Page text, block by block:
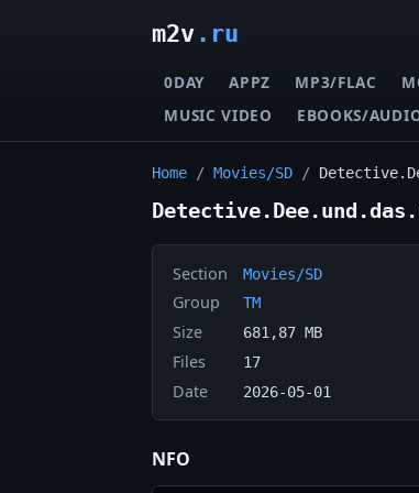
m2v.ru
0DAY APPZ MP3/FLAC
MUSIC VIDEO
EBOOKS/
Home / Movies/SD /
Section Movies/SD
Group TM
Size 681,87 MB
Files 17
Date 2026-05-01
NFO